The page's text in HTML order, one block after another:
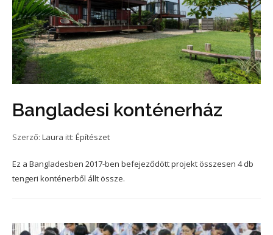
Bangladesi konténerház
Szerző: Laura itt: Építészet
Ez a Bangladesben 2017-ben befejeződött projekt összesen 4 db
tengeri konténerből állt össze.